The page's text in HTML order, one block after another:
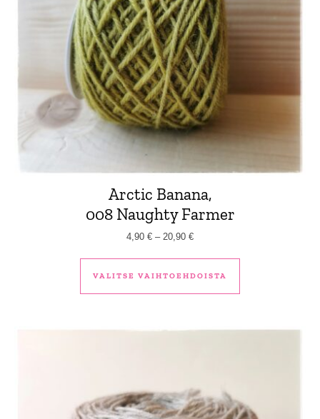
Arctic Banana,
008 Naughty Farmer
4,90 € – 20,90 €Hintaluokka: 4,90 € - 20,90 €
VALITSE VAIHTOEHDOISTA
Tällä tuotteella